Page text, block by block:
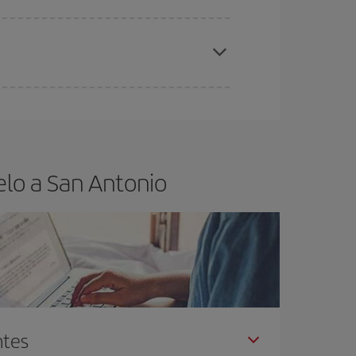
a San Antonio